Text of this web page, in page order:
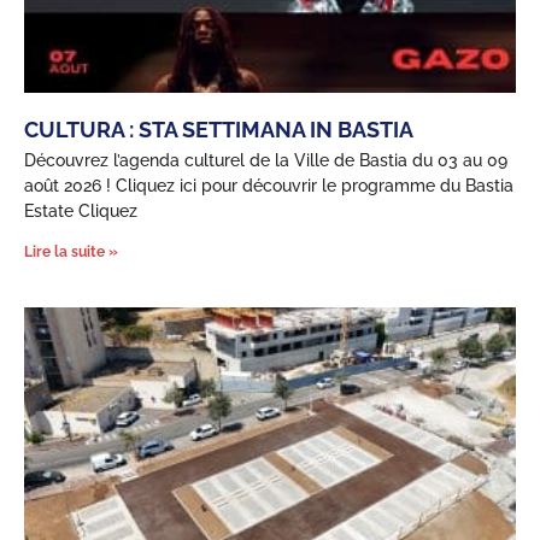
CULTURA : STA SETTIMANA IN BASTIA
Découvrez l’agenda culturel de la Ville de Bastia du 03 au 09
août 2026 ! Cliquez ici pour découvrir le programme du Bastia
Estate Cliquez
Lire la suite »